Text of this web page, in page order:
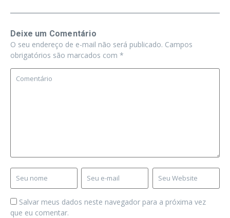
Deixe um Comentário
O seu endereço de e-mail não será publicado. Campos
obrigatórios são marcados com *
Salvar meus dados neste navegador para a próxima vez
que eu comentar.